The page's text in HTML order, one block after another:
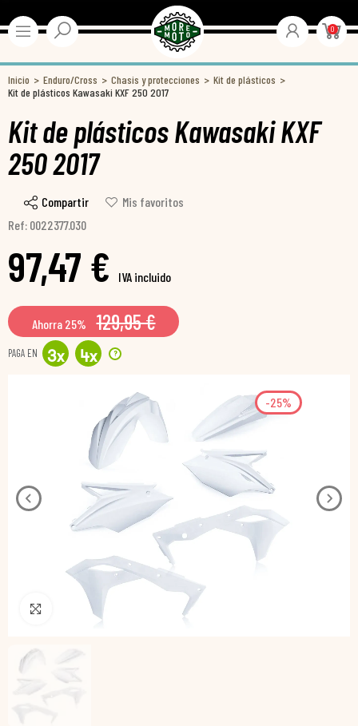
0
Inicio Enduro/Cross Chasis y protecciones
Kit de plásticos
Kit de plásticos Kawasaki KXF 250 2017
Kit de plásticos Kawasaki KXF
250 2017
Compartir
Mis favoritos
Ref: 0022377.030
97,47 € IVA incluido
Ahorra 25% 129,95 €
PAGA EN 3x 4x ?
-25%
Pincha para agrandar